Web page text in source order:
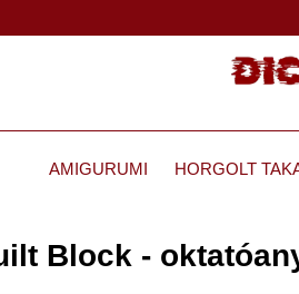
AMIGURUMI HORGOLT
Block -